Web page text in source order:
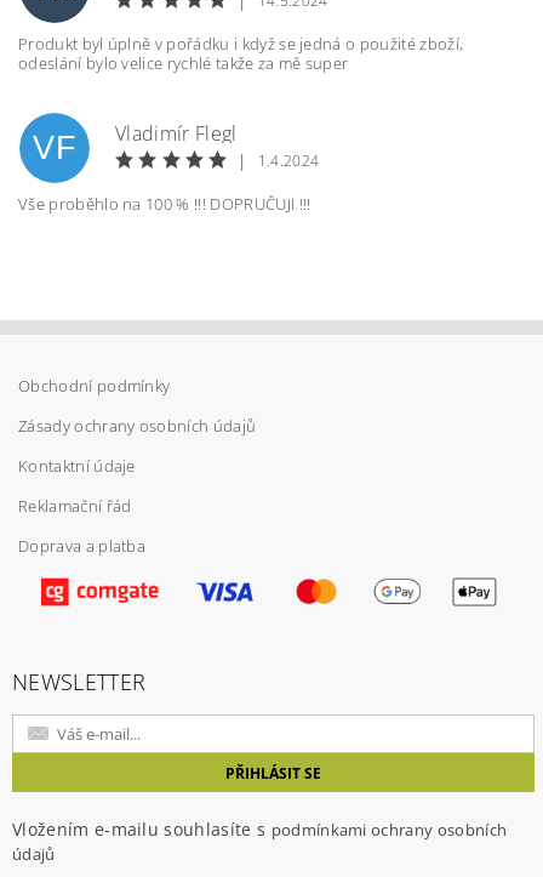
ochrany osobních údajů
Produkt byl úplně v pořádku i když se jedná o použité zboží,
odeslání bylo velice rychlé takže za mě super
VF
Vladimír Flegl
|
1.4.2024
Vše proběhlo na 100 % !!! DOPRUČUJI !!!
Obchodní podmínky
Zásady ochrany osobních údajů
Kontaktní údaje
Reklamační řád
Doprava a platba
NEWSLETTER
Vložením e-mailu souhlasíte s podmínkami ochrany osobních
údajů